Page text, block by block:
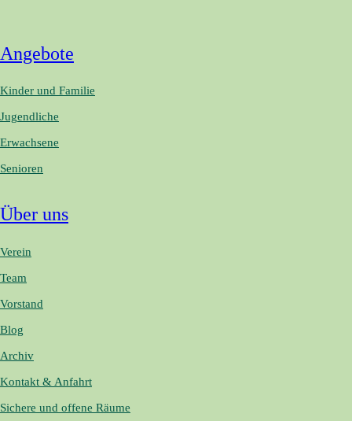
Angebote
Kinder und Familie
Jugendliche
Erwachsene
Senioren
Über uns
Verein
Team
Vorstand
Blog
Archiv
Kontakt & Anfahrt
Sichere und offene Räume